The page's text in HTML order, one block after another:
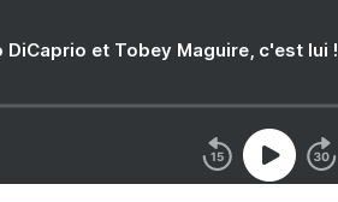
DiCaprio et Tobey Maguire, c'est lui